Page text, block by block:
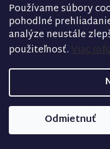
Používame súbory
pohodlné
analýze neustále
použiteľnosť.Viac
Odmietnuť
Akcia